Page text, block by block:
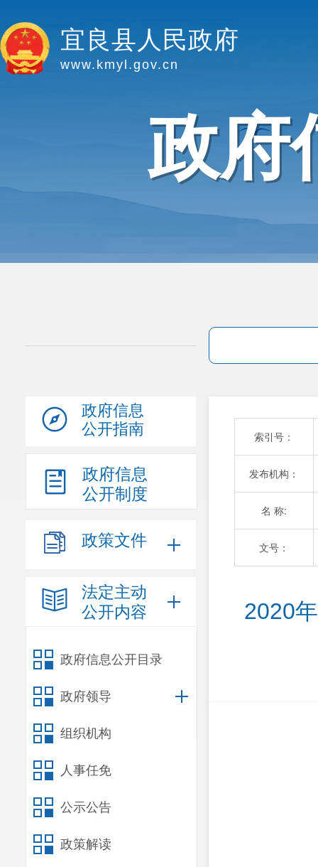
宜良县人民政府
www.kmyl.gov.cn
政府
政府信息
公开指南
政府信息
公开制度
政策文件
法定主动
公开内容
政府信息公开目录
政府领导
组织机构
人事任免
公示公告
政策解读
索引号：
发布机构：
名 称:
文号：
2020